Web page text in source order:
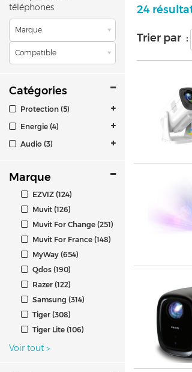
téléphones
Marque
Compatible
Catégories
Protection (5)
Energie (4)
Audio (3)
Marque
EZVIZ (124)
Muvit (126)
Muvit For Change (251)
Muvit For France (148)
MyWay (654)
Qdos (190)
Razer (122)
Samsung (314)
Tiger (308)
Tiger Lite (106)
Voir tout >
24
Trier par :